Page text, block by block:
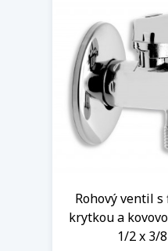
Rohový ventil
krytkou a
1/2 x 3/8